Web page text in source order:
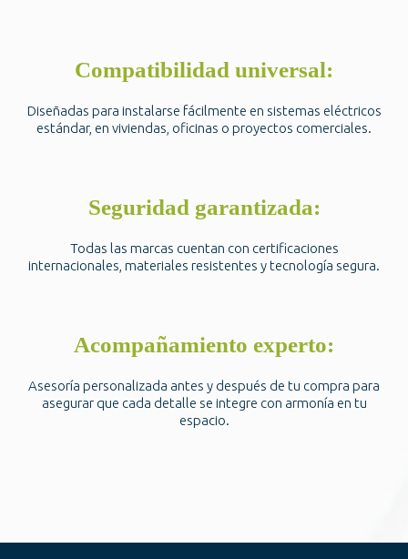
Compatibilidad universal:
Diseñadas para instalarse fácilmente en sistemas eléctricos
estándar, en viviendas, oficinas o proyectos comerciales.
Seguridad garantizada:
Todas las marcas cuentan con certificaciones
internacionales, materiales resistentes y tecnología segura.
Acompañamiento experto:
Asesoría personalizada antes y después de tu compra para
asegurar que cada detalle se integre con armonía en tu
espacio.